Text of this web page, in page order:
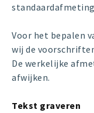
standaardafmeting
Voor het bepalen
wij de
De werkelijke
afwijken.
Tekst graveren